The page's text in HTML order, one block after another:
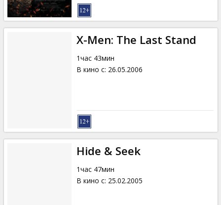
X-Men: The Last Stand
1час 43мин
В кино с: 26.05.2006
Hide & Seek
1час 47мин
В кино с: 25.02.2005